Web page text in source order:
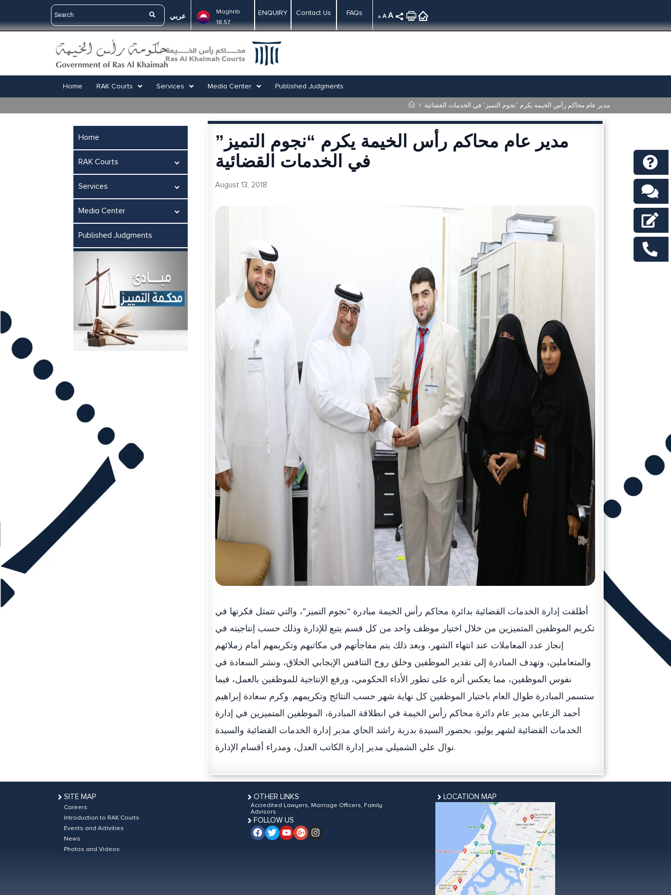
عربي
Maghrib
18:57
ENQUIRY Contact Us FAQs A A A
Home RAK Courts Services Media Center Published Judgments
> مدير عام محاكم رأس الخيمة يكرم “نجوم التميز” في الخدمات القضائية
Home
RAK Courts
Services
Media Center
Published Judgments
مدير عام محاكم رأس الخيمة يكرم “نجوم التميز”
في الخدمات القضائية
August 13, 2018
أطلقت إدارة الخدمات القضائية بدائرة محاكم رأس الخيمة مبادرة “نجوم التميز”، والتي تتمثل فكرتها في
تكريم الموظفين المتميزين من خلال اختيار موظف واحد من كل قسم يتبع للإدارة وذلك حسب إنتاجيته في
إنجاز عدد المعاملات عند انتهاء الشهر، وبعد ذلك يتم مفاجأتهم في مكاتبهم وتكريمهم أمام زملائهم
والمتعاملين، وتهدف المبادرة إلى تقدير الموظفين وخلق روح التنافس الإيجابي الخلاق، ونشر السعادة في
نفوس الموظفين، مما يعكس أثره على تطور الأداء الحكومي، ورفع الإنتاجية للموظفين بالعمل، فيما
ستسمر المبادرة طوال العام باختيار الموظفين كل نهاية شهر حسب النتائج وتكريمهم. وكرم سعادة إبراهيم
أحمد الزعابي مدير عام دائرة محاكم رأس الخيمة في انطلاقة المبادرة، الموظفين المتميزين في إدارة
الخدمات القضائية لشهر يوليو، بحضور السيدة بدرية راشد الحاي مدير إدارة الخدمات القضائية والسيدة
نوال علي الشميلي مدير إدارة الكاتب العدل، ومدراء أقسام الإدارة.
SITE MAP
Careers
Introduction to RAK Courts
Events and Activities
News
Photos and Videos
OTHER LINKS
Accredited Lawyers, Marriage Officers, Family
Advisors
FOLLOW US
LOCATION MAP